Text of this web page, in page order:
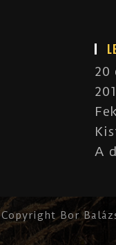
20
A
Copyright Bor